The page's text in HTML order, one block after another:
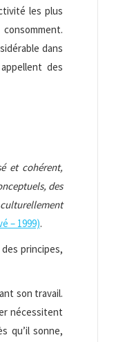
les plus
dans
des
et cohérent,
des
– 1999).
principes,
son travail.
nécessitent
qu’il sonne,